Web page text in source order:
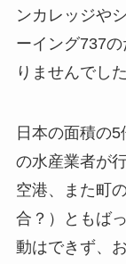
ンカレッジや
ーイング737
りませんでした
日本の面積の
の水産業者が
空港、また町
合？）ともば
動はできず、